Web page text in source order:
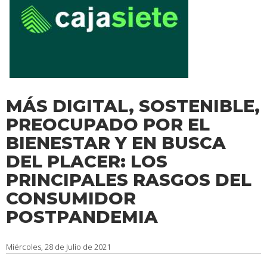
MÁS DIGITAL, SOSTENIBLE,
PREOCUPADO POR EL
BIENESTAR Y EN BUSCA
DEL PLACER: LOS
PRINCIPALES RASGOS DEL
CONSUMIDOR
POSTPANDEMIA
Miércoles, 28 de Julio de 2021